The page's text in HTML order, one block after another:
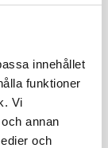
innehållet
funktioner
Vi
annan
och